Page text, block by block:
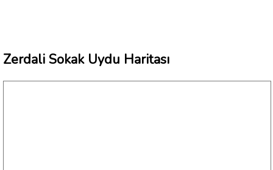
Zerdali Sokak Uydu Haritası